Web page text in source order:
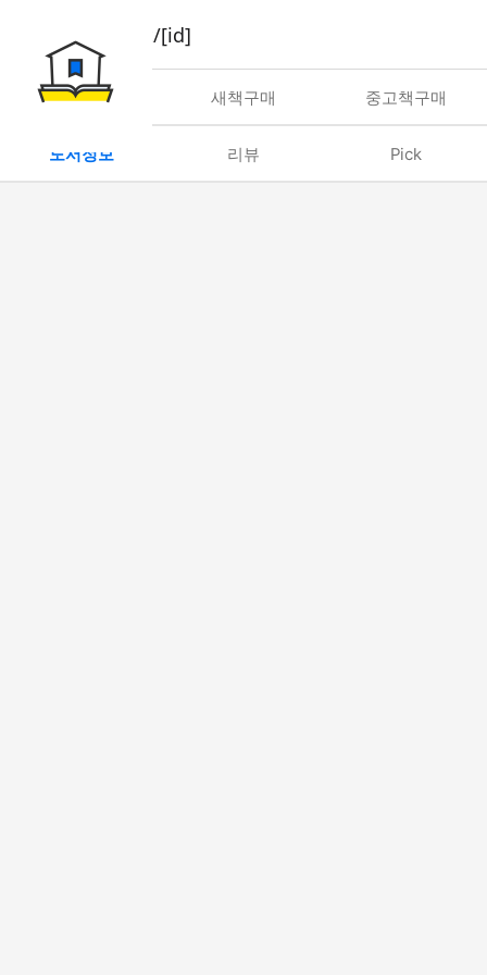
book/rent/[id]
대여 새책구매 중고책구매
도서정보 리뷰 Pick